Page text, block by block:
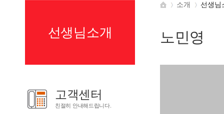
선생님소개
고객센터
친절히 안내해드립니다.
소개 선생님
노민영